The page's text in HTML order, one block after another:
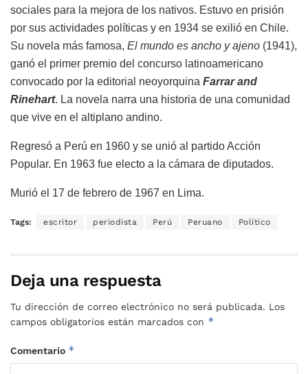
sociales para la mejora de los nativos. Estuvo en prisión
por sus actividades políticas y en 1934 se exilió en Chile.
Su novela más famosa, El mundo es ancho y ajeno (1941),
ganó el primer premio del concurso latinoamericano
convocado por la editorial neoyorquina Farrar and
Rinehart. La novela narra una historia de una comunidad
que vive en el altiplano andino.
Regresó a Perú en 1960 y se unió al partido Acción
Popular. En 1963 fue electo a la cámara de diputados.
Murió el 17 de febrero de 1967 en Lima.
Tags: escritor periodista Perú Peruano Político
Deja una respuesta
Tu dirección de correo electrónico no será publicada. Los
campos obligatorios están marcados con *
Comentario *